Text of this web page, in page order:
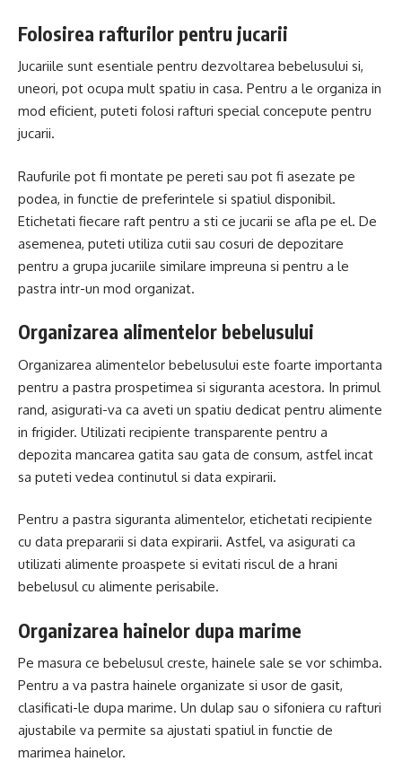
Folosirea rafturilor pentru jucarii
Jucariile sunt esentiale pentru dezvoltarea bebelusului si,
uneori, pot ocupa mult spatiu in casa. Pentru a le organiza in
mod eficient, puteti folosi rafturi special concepute pentru
jucarii.
Raufurile pot fi montate pe pereti sau pot fi asezate pe
podea, in functie de preferintele si spatiul disponibil.
Etichetati fiecare raft pentru a sti ce jucarii se afla pe el. De
asemenea, puteti utiliza cutii sau cosuri de depozitare
pentru a grupa jucariile similare impreuna si pentru a le
pastra intr-un mod organizat.
Organizarea alimentelor bebelusului
Organizarea alimentelor bebelusului este foarte importanta
pentru a pastra prospetimea si siguranta acestora. In primul
rand, asigurati-va ca aveti un spatiu dedicat pentru alimente
in frigider. Utilizati recipiente transparente pentru a
depozita mancarea gatita sau gata de consum, astfel incat
sa puteti vedea continutul si data expirarii.
Pentru a pastra siguranta alimentelor, etichetati recipiente
cu data prepararii si data expirarii. Astfel, va asigurati ca
utilizati alimente proaspete si evitati riscul de a hrani
bebelusul cu alimente perisabile.
Organizarea hainelor dupa marime
Pe masura ce bebelusul creste, hainele sale se vor schimba.
Pentru a va pastra hainele organizate si usor de gasit,
clasificati-le dupa marime. Un dulap sau o sifoniera cu rafturi
ajustabile va permite sa ajustati spatiul in functie de
marimea hainelor.